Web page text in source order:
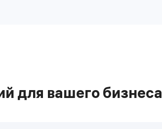
для вашего бизнеса